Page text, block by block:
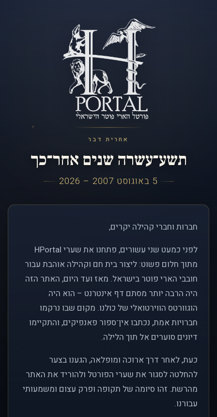
אחרית דבר
תשע־עשרה שנים אחר־כך
5 באוגוסט 2007 – 2026
חברות וחברי קהילה יקרים,
לפני כמעט שני עשורים, פתחנו את שערי HPortal
מתוך חלום פשוט: ליצור בית חם וקהילה אוהבת עבור
חובבי הארי פוטר בישראל. מאז ועד היום, האתר הזה
היה הרבה יותר מסתם דף אינטרנט – הוא היה
הוגוורטס הווירטואלי של כולנו. מקום שבו נרקמו
חברויות אמת, נכתבו אין־ספור פאנפיקים, והתקיימו
דיונים סוערים אל תוך הלילה.
כעת, לאחר דרך ארוכה ומופלאה, הגענו בצער
להחלטה לסגור את שערי הפורטל ולהוריד את האתר
מהרשת. זהו סיומה של תקופה ופרק עצום ומשמעותי
עבורנו.